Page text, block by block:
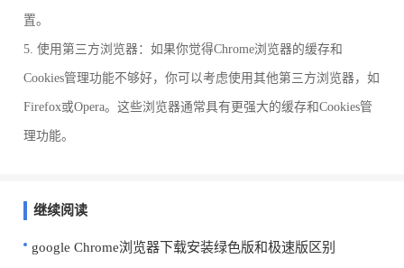
置。
5. 使用第三方浏览器：如果你觉得Chrome浏览器的缓存和
Cookies管理功能不够好，你可以考虑使用其他第三方浏览器，如
Firefox或Opera。这些浏览器通常具有更强大的缓存和Cookies管
理功能。
继续阅读
google Chrome浏览器下载安装绿色版和极速版区别